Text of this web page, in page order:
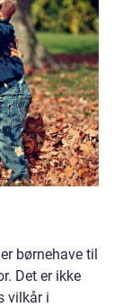
børnehave til
Det er ikke
vilkår i